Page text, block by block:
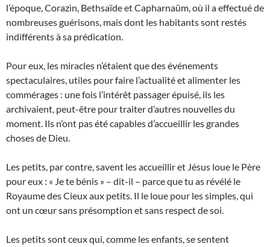
l’époque, Corazìn, Bethsaïde et Capharnaüm, où il a effectué de
nombreuses guérisons, mais dont les habitants sont restés
indifférents à sa prédication.
Pour eux, les miracles n’étaient que des événements
spectaculaires, utiles pour faire l’actualité et alimenter les
commérages : une fois l’intérêt passager épuisé, ils les
archivaient, peut-être pour traiter d’autres nouvelles du
moment. Ils n’ont pas été capables d’accueillir les grandes
choses de Dieu.
Les petits, par contre, savent les accueillir et Jésus loue le Père
pour eux : « Je te bénis » – dit-il – parce que tu as révélé le
Royaume des Cieux aux petits. Il le loue pour les simples, qui
ont un cœur sans présomption et sans respect de soi.
Les petits sont ceux qui, comme les enfants, se sentent